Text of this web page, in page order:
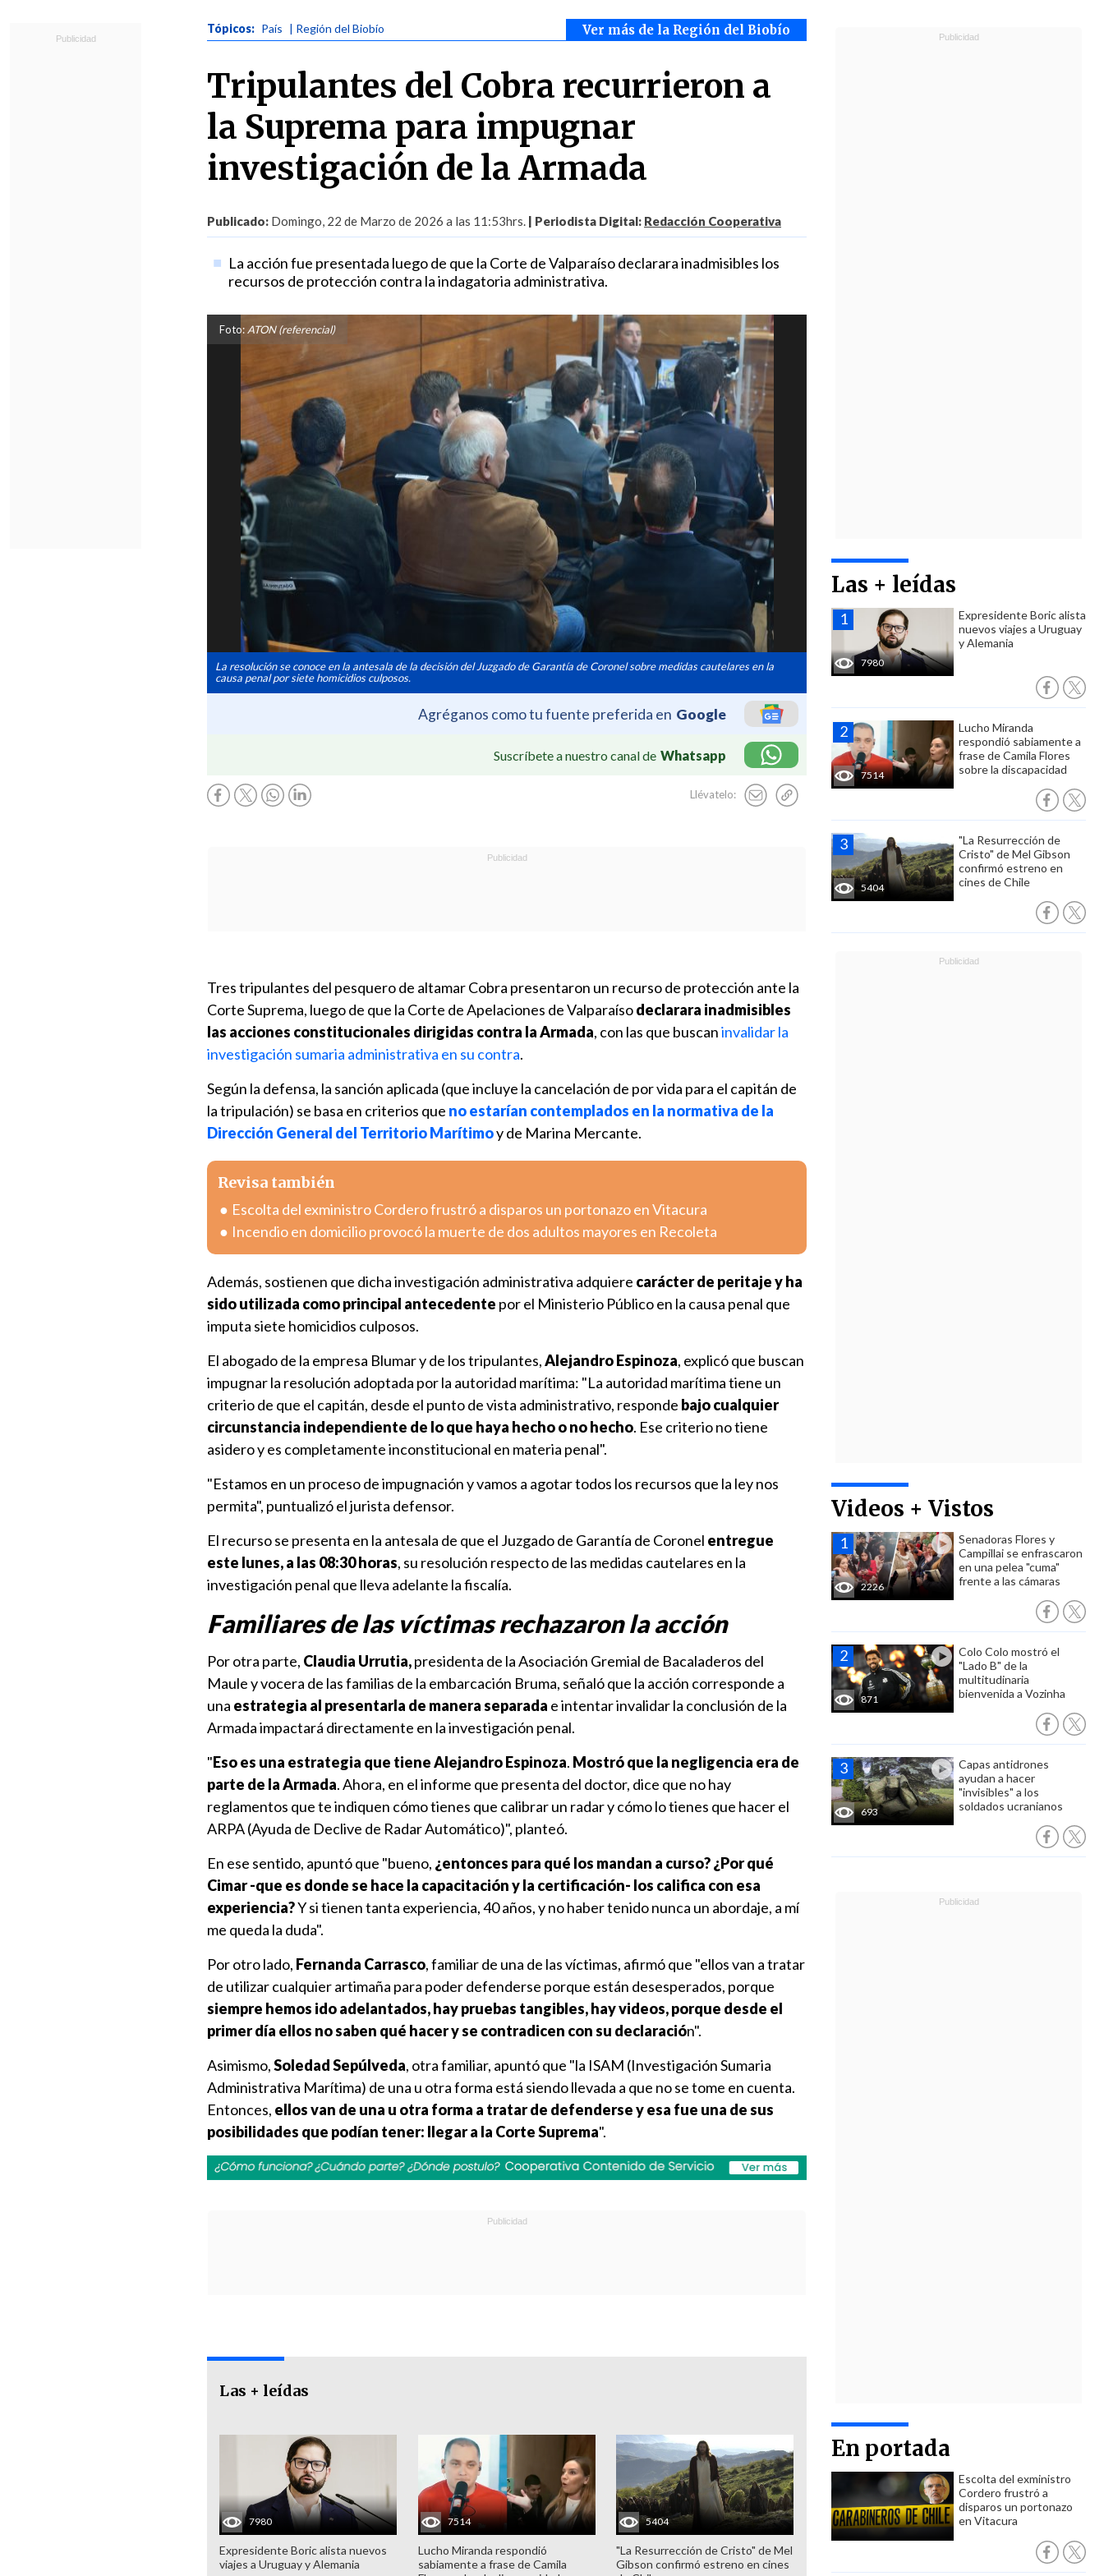
Ver más de la Región del Biobío
Tópicos: País | Región del Biobío
Tripulantes del Cobra recurrieron a
la Suprema para impugnar
investigación de la Armada
Publicado: Domingo, 22 de Marzo de 2026 a las 11:53hrs. | Periodista Digital: Redacción Cooperativa
La acción fue presentada luego de que la Corte de Valparaíso declarara inadmisibles los
recursos de protección contra la indagatoria administrativa.
Foto: ATON (referencial)
La resolución se conoce en la antesala de la decisión del Juzgado de Garantía de Coronel sobre medidas cautelares en la
causa penal por siete homicidios culposos.
Agréganos como tu fuente preferida en Google
Suscríbete a nuestro canal de Whatsapp
Llévatelo:
Las + leídas
7980
Expresidente Boric alista
nuevos viajes a Uruguay
y Alemania
7514
Lucho Miranda
respondió sabiamente a
frase de Camila Flores
sobre la discapacidad
5404
"La Resurrección de
Cristo" de Mel Gibson
confirmó estreno en
cines de Chile
Videos + Vistos
2226
Senadoras Flores y
Campillai se enfrascaron
en una pelea "cuma"
frente a las cámaras
871
Colo Colo mostró el
"Lado B" de la
multitudinaria
bienvenida a Vozinha
693
Capas antidrones
ayudan a hacer
"invisibles" a los
soldados ucranianos
En portada
Escolta del exministro
Cordero frustró a
disparos un portonazo
en Vitacura
Tres tripulantes del pesquero de altamar Cobra presentaron un recurso de protección ante la
Corte Suprema, luego de que la Corte de Apelaciones de Valparaísodeclarara inadmisibles
las acciones constitucionales dirigidas contra la Armada, con las que buscaninvalidar la
investigación sumaria administrativa en su contra.
Según la defensa, la sanción aplicada (que incluye la cancelación de por vida para el capitán de
la tripulación) se basa en criterios que no estarían contemplados en la normativa de la
Dirección General del Territorio Marítimoy de Marina Mercante.
Revisa también
Escolta del exministro Cordero frustró a disparos un portonazo en Vitacura
Incendio en domicilio provocó la muerte de dos adultos mayores en Recoleta
Además, sostienen que dicha investigación administrativa adquiere carácter de peritaje y ha
sido utilizada como principal antecedente por el Ministerio Público en la causa penal que
imputa siete homicidios culposos.
El abogado de la empresa Blumar y de los tripulantes,Alejandro Espinoza, explicó que buscan
impugnar la resolución adoptada por la autoridad marítima: "La autoridad marítima tiene un
criterio de que el capitán, desde el punto de vista administrativo, responde bajo cualquier
circunstancia independiente de lo que haya hecho o no hecho. Ese criterio no tiene
asidero y es completamente inconstitucional en materia penal".
"Estamos en un proceso de impugnación y vamos a agotar todos los recursos que la ley nos
permita", puntualizó el jurista defensor.
El recurso se presenta en la antesala de que el Juzgado de Garantía de Coronel entregue
este lunes, a las 08:30 horas, su resolución respecto de las medidas cautelares en la
investigación penal que lleva adelante la fiscalía.
Familiares de las víctimas rechazaron la acción
Por otra parte, Claudia Urrutia,presidenta de la Asociación Gremial de Bacaladeros del
Maule y vocera de las familias de la embarcación Bruma, señaló que la acción corresponde a
una estrategia al presentarla de manera separada e intentar invalidar la conclusión de la
Armada impactará directamente en la investigación penal.
"Eso es una estrategia que tiene Alejandro Espinoza. Mostró que la negligencia era de
parte de la Armada. Ahora, en el informe que presenta del doctor, dice que no hay
reglamentos que te indiquen cómo tienes que calibrar un radar y cómo lo tienes que hacer el
ARPA (Ayuda de Declive de Radar Automático)", planteó.
En ese sentido, apuntó que "bueno, ¿entonces para qué los mandan a curso? ¿Por qué
Cimar -que es donde se hace la capacitación y la certificación- los califica con esa
experiencia?Y si tienen tanta experiencia, 40 años, y no haber tenido nunca un abordaje, a mí
me queda la duda".
Por otro lado, Fernanda Carrasco, familiar de una de las víctimas, afirmó que "ellos van a tratar
de utilizar cualquier artimaña para poder defenderse porque están desesperados, porque
siempre hemos ido adelantados, hay pruebas tangibles, hay videos, porque desde el
primer día ellos no saben qué hacer y se contradicen con su declaración".
Asimismo,Soledad Sepúlveda, otra familiar, apuntó que "la ISAM (Investigación Sumaria
Administrativa Marítima) de una u otra forma está siendo llevada a que no se tome en cuenta.
Entonces, ellos van de una u otra forma a tratar de defenderse y esa fue una de sus
posibilidades que podían tener: llegar a la Corte Suprema".
Las + leídas
7980
Expresidente Boric alista nuevos
viajes a Uruguay y Alemania
7514
Lucho Miranda respondió
sabiamente a frase de Camila
5404
"La Resurrección de Cristo" de Mel
Gibson confirmó estreno en cines